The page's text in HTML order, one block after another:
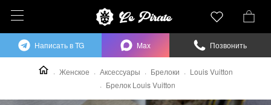
Женское Аксессуары Брелоки
Louis Vuitton
Брелок Louis Vuitton
Написать в TG Max Позвонить